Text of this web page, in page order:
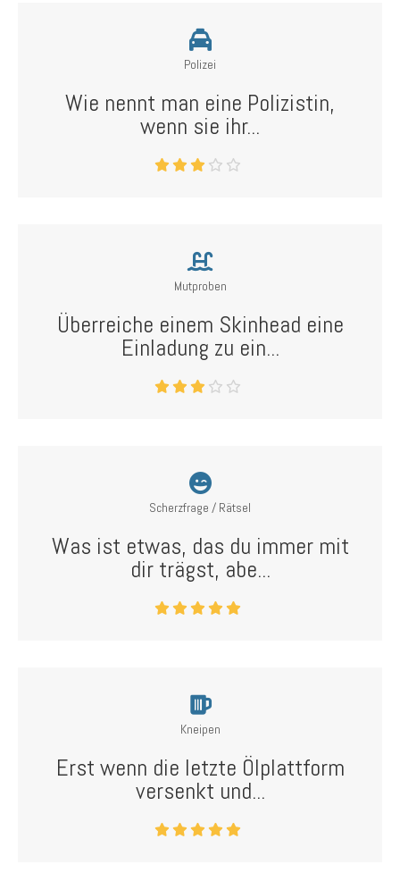
Polizei
Wie nennt man eine Polizistin,
wenn sie ihr...
Mutproben
Überreiche einem Skinhead eine
Einladung zu ein...
Scherzfrage / Rätsel
Was ist etwas, das du immer mit
dir trägst, abe...
Kneipen
Erst wenn die letzte Ölplattform
versenkt und...